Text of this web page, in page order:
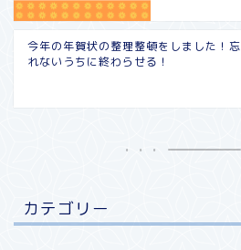
今年の年賀状の整理整頓をしました！忘
れないうちに終わらせる！
カテゴリー